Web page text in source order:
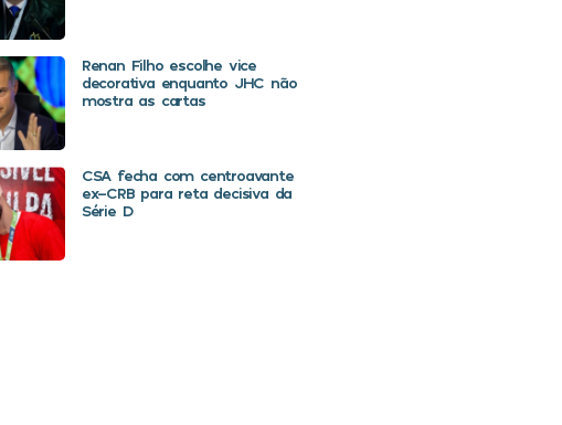
Renan Filho escolhe vice
decorativa enquanto JHC não
mostra as cartas
CSA fecha com centroavante
ex-CRB para reta decisiva da
Série D